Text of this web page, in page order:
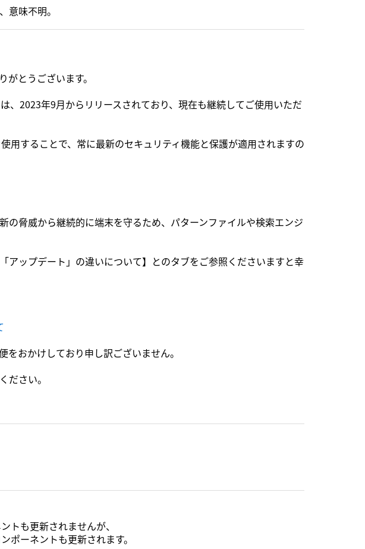
意味不明。
とうございます。
、2023年9月からリリースされており、現在も継続してご使用いただ
用することで、常に最新のセキュリティ機能と保護が適用されますの
の脅威から継続的に端末を守るため、パターンファイルや検索エンジ
アップデート」の違いについて】とのタブをご参照くださいますと幸
おかけしており申し訳ございません。
ださい。
トも更新されませんが、
ポーネントも更新されます。